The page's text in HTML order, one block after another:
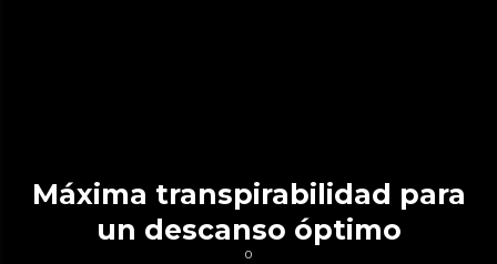
Máxima transpirabilidad para
un descanso óptimo
0